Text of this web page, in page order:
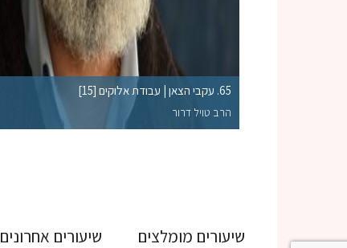
65. עקבי הצאן | עבודת אלוקים [15]
הרב טויל דרור
שיעורים מומלצים שיעורים אחרונים